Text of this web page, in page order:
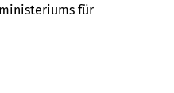
für